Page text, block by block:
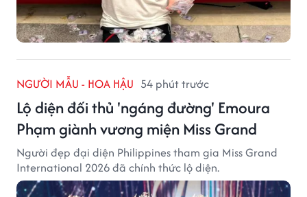
NGƯỜI MẪU - HOA HẬU 54 phút trước
Lộ diện đối thủ 'ngáng đường' Emoura
Phạm giành vương miện Miss Grand
Người đẹp đại diện Philippines tham gia Miss Grand
International 2026 đã chính thức lộ diện.